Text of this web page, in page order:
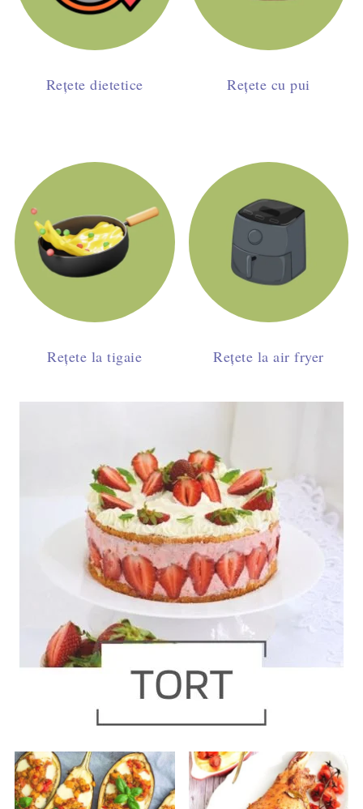
Rețete dietetice Rețete cu pui
Rețete la tigaie Rețete la air fryer